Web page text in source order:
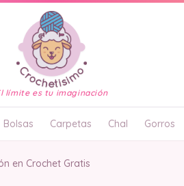
límite es tu imaginación
Bolsas Carpetas Chal Gorros
en Crochet Gratis